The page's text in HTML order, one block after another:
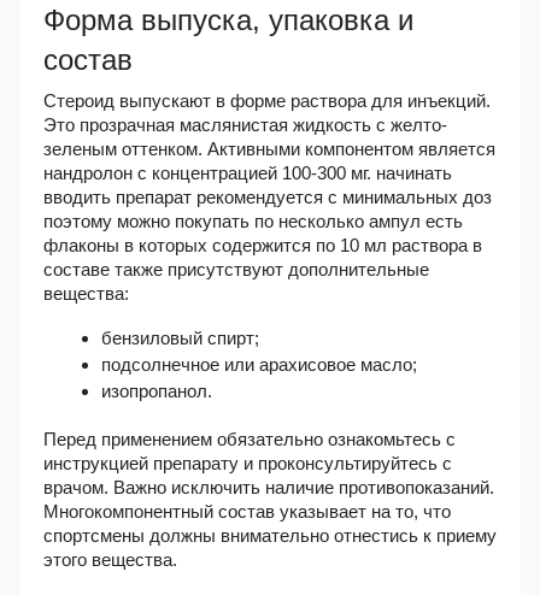
Форма выпуска, упаковка и
состав
Стероид выпускают в форме раствора для инъекций.
Это прозрачная маслянистая жидкость с желто-
зеленым оттенком. Активными компонентом является
нандролон с концентрацией 100-300 мг. начинать
вводить препарат рекомендуется с минимальных доз
поэтому можно покупать по несколько ампул есть
флаконы в которых содержится по 10 мл раствора в
составе также присутствуют дополнительные
вещества:
бензиловый спирт;
подсолнечное или арахисовое масло;
изопропанол.
Перед применением обязательно ознакомьтесь с
инструкцией препарату и проконсультируйтесь с
врачом. Важно исключить наличие противопоказаний.
Многокомпонентный состав указывает на то, что
спортсмены должны внимательно отнестись к приему
этого вещества.